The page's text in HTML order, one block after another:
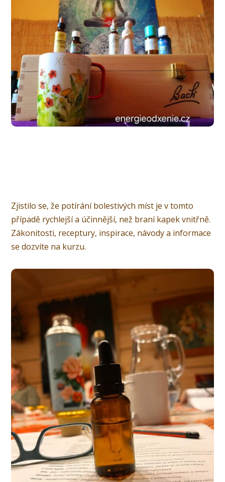
Zjistilo se, že potírání bolestivých míst je v tomto
případě rychlejší a účinnější, než braní kapek vnitřně.
Zákonitosti, receptury, inspirace, návody a informace
se dozvíte na kurzu.